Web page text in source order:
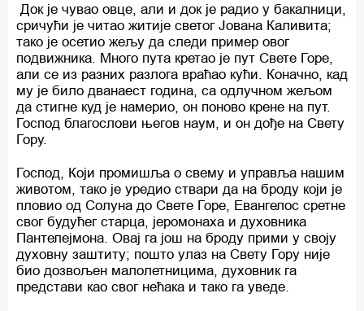
Док је чувао овце, али и док је радио у бакалници,
сричући је читао житије светог Јована Каливита;
тако је осетио жељу да следи пример овог
подвижника. Много пута кретао је пут Свете Горе,
али се из разних разлога враћао кући. Коначно, кад
му је било дванаест година, са одлучном жељом
да стигне куд је намерио, он поново крене на пут.
Господ благослови његов наум, и он дође на Свету
Гору.
Господ, Који промишља о свему и управља нашим
животом, тако је уредио ствари да на броду који је
пловио од Солуна до Свете Горе, Евангелос сретне
свог будућег старца, јеромонаха и духовника
Пантелејмона. Овај га још на броду прими у своју
духовну заштиту; пошто улаз на Свету Гору није
био дозвољен малолетницима, духовник га
представи као свог нећака и тако га уведе.